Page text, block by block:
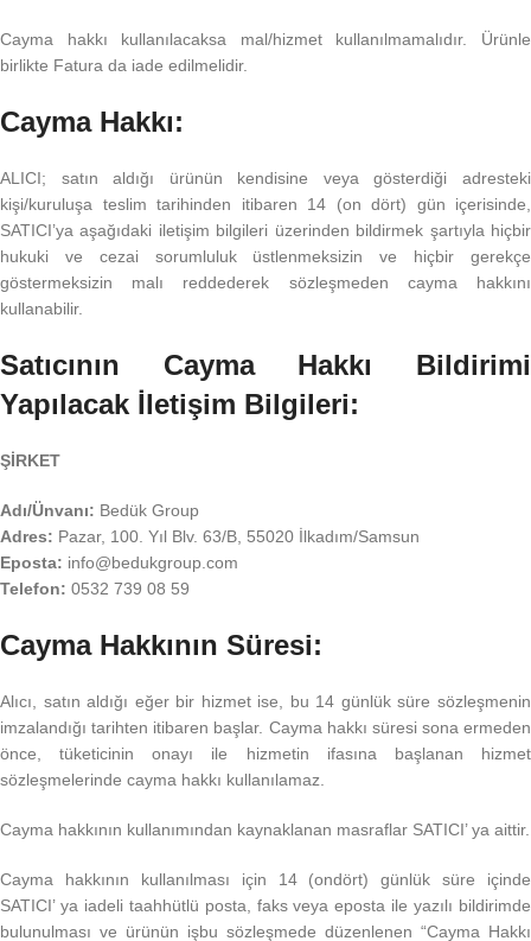
Cayma hakkı kullanılacaksa mal/hizmet kullanılmamalıdır. Ürünle
birlikte Fatura da iade edilmelidir.
Cayma Hakkı:
ALICI; satın aldığı ürünün kendisine veya gösterdiği adresteki
kişi/kuruluşa teslim tarihinden itibaren 14 (on dört) gün içerisinde,
SATICI’ya aşağıdaki iletişim bilgileri üzerinden bildirmek şartıyla hiçbir
hukuki ve cezai sorumluluk üstlenmeksizin ve hiçbir gerekçe
göstermeksizin malı reddederek sözleşmeden cayma hakkını
kullanabilir.
Satıcının Cayma Hakkı Bildirimi
Yapılacak İletişim Bilgileri:
ŞİRKET
Adı/Ünvanı: Bedük Group
Adres: Pazar, 100. Yıl Blv. 63/B, 55020 İlkadım/Samsun
Eposta: info@bedukgroup.com
Telefon: 0532 739 08 59
Cayma Hakkının Süresi:
Alıcı, satın aldığı eğer bir hizmet ise, bu 14 günlük süre sözleşmenin
imzalandığı tarihten itibaren başlar. Cayma hakkı süresi sona ermeden
önce, tüketicinin onayı ile hizmetin ifasına başlanan hizmet
sözleşmelerinde cayma hakkı kullanılamaz.
Cayma hakkının kullanımından kaynaklanan masraflar SATICI’ ya aittir.
Cayma hakkının kullanılması için 14 (ondört) günlük süre içinde
SATICI’ ya iadeli taahhütlü posta, faks veya eposta ile yazılı bildirimde
bulunulması ve ürünün işbu sözleşmede düzenlenen “Cayma Hakkı